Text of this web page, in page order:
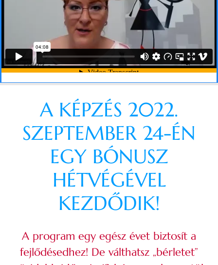
A KÉPZÉS 2022.
SZEPTEMBER 24-ÉN
EGY BÓNUSZ
HÉTVÉGÉVEL
KEZDŐDIK!
A program egy egész évet biztosít a
fejlődésedhez! De válthatsz „bérletet”